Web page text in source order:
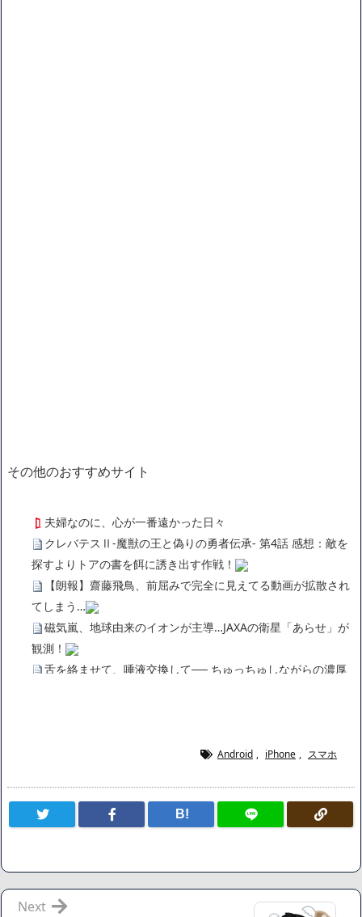
その他のおすすめサイト
夫婦なのに、心が一番遠かった日々
クレバテスⅡ-魔獣の王と偽りの勇者伝承- 第4話 感想：敵を
探すよりトアの書を餌に誘き出す作戦！
【朗報】齋藤飛鳥、前屈みで完全に見えてる動画が拡散され
てしまう…
磁気嵐、地球由来のイオンが主導…JAXAの衛星「あらせ」が
観測！
舌を絡ませて、唾液交換して── ちゅっちゅしながらの濃厚
広末涼子さん、正気に戻ってしまい絶望する・・・「アカ
割減
【画像】さくまあきら「桃鉄の赤マスは実際に行ってみてク
Android , iPhone , スマホ
B!
Next